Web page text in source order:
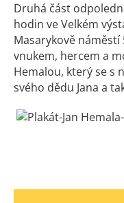
Druhá část
hodin ve Velkém
Masarykově
vnukem, hercem a
Hemalou, který se s
svého dědu Jana a